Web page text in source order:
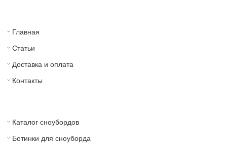
Главная
Статьи
Доставка и оплата
Контакты
Каталог сноубордов
Ботинки для сноуборда